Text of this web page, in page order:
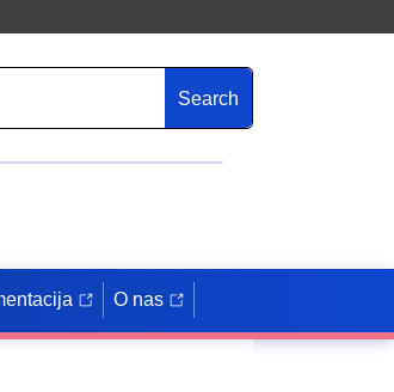
Search
O nas